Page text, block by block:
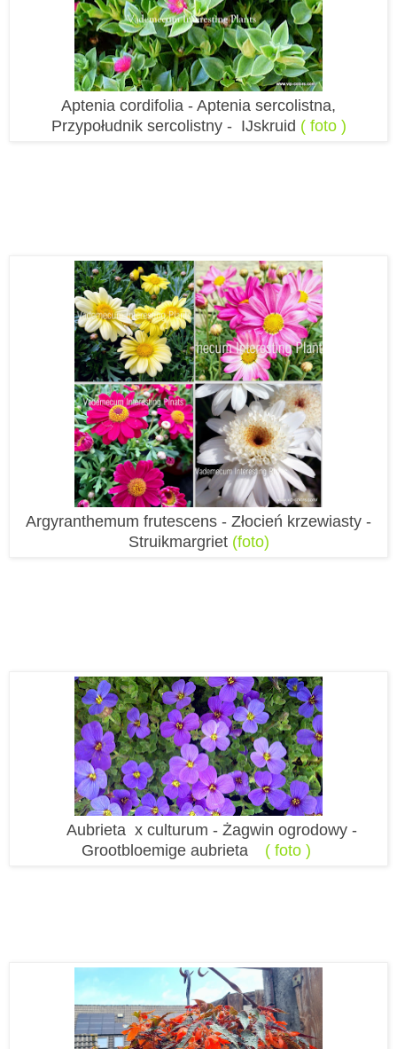
Aptenia cordifolia - Aptenia sercolistna,
Przypołudnik sercolistny - IJskruid ( foto )
Argyranthemum frutescens - Złocień krzewiasty -
Struikmargriet (foto)
Aubrieta x culturum - Żagwin ogrodowy -
Grootbloemige aubrieta
( foto )